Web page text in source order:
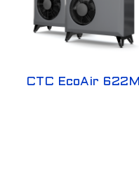
CTC EcoAir 622M